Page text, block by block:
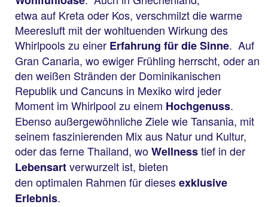
etwa auf Kreta oder Kos, verschmilzt die warme
Meeresluft mit der wohltuenden Wirkung des
Whirlpools zu einer Erfahrung für die Sinne. Auf
Gran Canaria, wo ewiger Frühling herrscht, oder an
den weißen Stränden der Dominikanischen
Republik und Cancuns in Mexiko wird jeder
Moment im Whirlpool zu einem Hochgenuss.
Ebenso außergewöhnliche Ziele wie Tansania, mit
seinem faszinierenden Mix aus Natur und Kultur,
oder das ferne Thailand, woWellnesstief in der
Lebensartverwurzelt ist, bieten
den optimalen Rahmen für diesesexklusive
Erlebnis.